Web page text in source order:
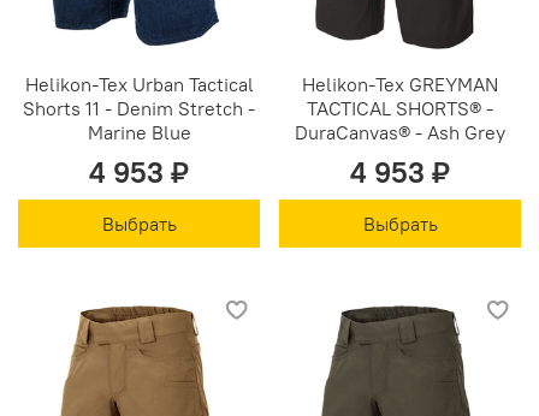
Helikon-Tex Urban Tactical
Shorts 11 - Denim Stretch -
Marine Blue
4 953 ₽
Выбрать
Helikon-Tex GREYMAN
TACTICAL SHORTS® -
DuraCanvas® - Ash Grey
4 953 ₽
Выбрать